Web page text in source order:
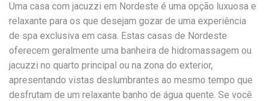
Uma casa com jacuzzi em Nordeste é uma opção luxuosa e
relaxante para os que desejam gozar de uma experiência
de spa exclusiva em casa. Estas casas de Nordeste
oferecem geralmente uma banheira de hidromassagem ou
jacuzzi no quarto principal ou na zona do exterior,
apresentando vistas deslumbrantes ao mesmo tempo que
desfrutam de um relaxante banho de água quente. Se você